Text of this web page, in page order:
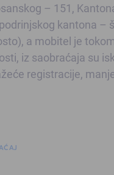
– 151,
kantona –
a mobitel je
iz saobraćaja su
registracije,